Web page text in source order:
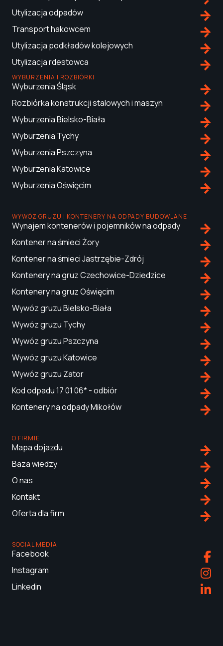
Utylizacja odpadów
Transport hakowcem
Utylizacja podkładów kolejowych
Utylizacja rdestowca
WYBURZENIA I ROZBIÓRKI
Wyburzenia Śląsk
Rozbiórka konstrukcji stalowych i maszyn
Wyburzenia Bielsko-Biała
Wyburzenia Tychy
Wyburzenia Pszczyna
Wyburzenia Katowice
Wyburzenia Oświęcim
WYWÓZ GRUZU I KONTENERY NA ODPADY BUDOWLANE
Wynajem kontenerów i pojemników na odpady
Kontener na śmieci Żory
Kontener na śmieci Jastrzębie-Zdrój
Kontenery na gruz Czechowice-Dziedzice
Kontenery na gruz Oświęcim
Wywóz gruzu Bielsko-Biała
Wywóz gruzu Tychy
Wywóz gruzu Pszczyna
Wywóz gruzu Katowice
Wywóz gruzu Zator
Kod odpadu 17 01 06* - odbiór
Kontenery na odpady Mikołów
O FIRMIE
Mapa dojazdu
Baza wiedzy
O nas
Kontakt
Oferta dla firm
SOCIAL MEDIA
Facebook
Instagram
Linkedin